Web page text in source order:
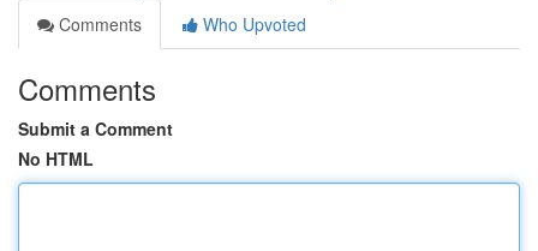
Comments
Who Upvoted
Comments
Submit a Comment
No HTML